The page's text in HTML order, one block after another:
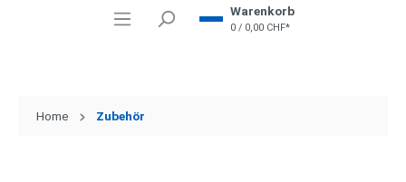
Warenkorb
0 / 0,00 CHF*
Home Zubehör